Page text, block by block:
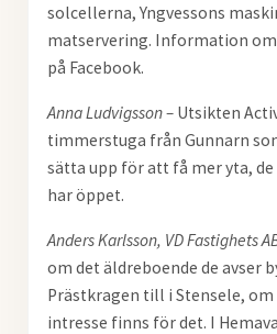
solcellerna, Yngvessons
matservering. Information
på Facebook.
Anna Ludvigsson – Utsikten
timmerstuga från Gunnarn
sätta upp för att få mer yta,
har öppet.
Anders Karlsson, VD Fastighets
om det äldreboende de avser
Prästkragen till i Stensele,
intresse finns för det. I